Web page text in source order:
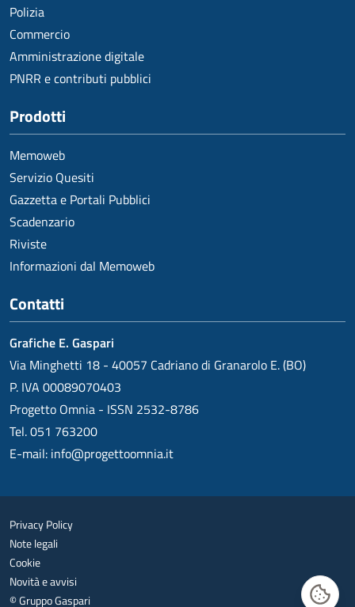
Polizia
Commercio
Amministrazione digitale
PNRR e contributi pubblici
Prodotti
Memoweb
Servizio Quesiti
Gazzetta e Portali Pubblici
Scadenzario
Riviste
Informazioni dal Memoweb
Contatti
Grafiche E. Gaspari
Via Minghetti 18 - 40057 Cadriano di Granarolo E. (BO)
P. IVA 00089070403
Progetto Omnia - ISSN 2532-8786
Tel. 051 763200
E-mail: info@progettoomnia.it
Privacy Policy
Note legali
Cookie
Novità e avvisi
© Gruppo Gaspari